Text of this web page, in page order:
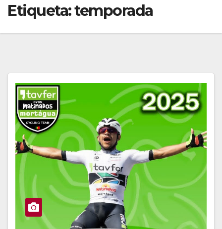
Etiqueta:temporada